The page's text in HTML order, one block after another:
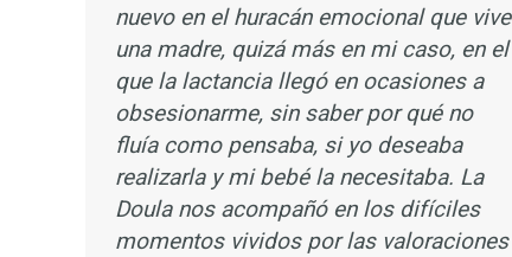
nuevo en el huracán emocional que vive
una madre, quizá más en mi caso, en el
que la lactancia llegó en ocasiones a
obsesionarme, sin saber por qué no
fluía como pensaba, si yo deseaba
realizarla y mi bebé la necesitaba. La
Doula nos acompañó en los difíciles
momentos vividos por las valoraciones